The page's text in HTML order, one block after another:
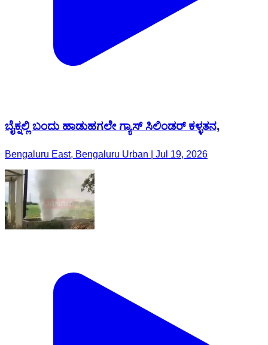
ಬೈಕ್ನಲ್ಲಿ ಬಂದು ಹಾಡುಹಗಲೇ ಗ್ಯಾಸ್‌ ಸಿಲಿಂಡರ್ ಕಳ್ಳತನ,
Bengaluru East, Bengaluru Urban | Jul 19, 2026